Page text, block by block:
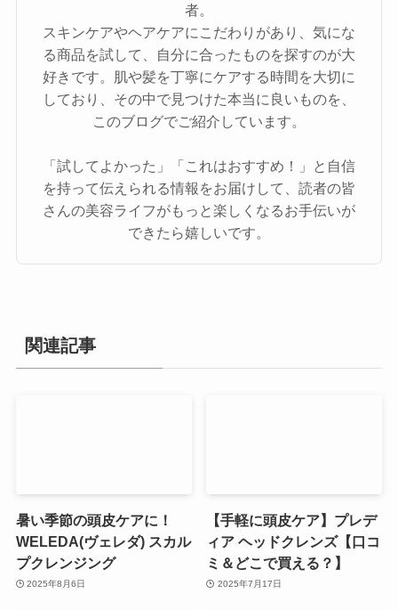
者。
スキンケアやヘアケアにこだわりがあり、気にな
る商品を試して、自分に合ったものを探すのが大
好きです。肌や髪を丁寧にケアする時間を大切に
しており、その中で見つけた本当に良いものを、
このブログでご紹介しています。
「試してよかった」「これはおすすめ！」と自信
を持って伝えられる情報をお届けして、読者の皆
さんの美容ライフがもっと楽しくなるお手伝いが
できたら嬉しいです。
関連記事
暑い季節の頭皮ケアに！
WELEDA(ヴェレダ) スカル
プクレンジング
2025年8月6日
【手軽に頭皮ケア】プレデ
ィア ヘッドクレンズ【口コ
ミ＆どこで買える？】
2025年7月17日